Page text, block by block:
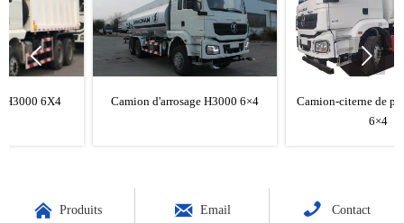
Camion d'arrosage H3000 6×4
Camion-citerne de pétrole H3000
 
 Produits  Email  Contact